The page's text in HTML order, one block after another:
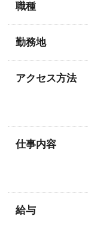
職種
勤務地
アクセス方法
仕事内容
給与